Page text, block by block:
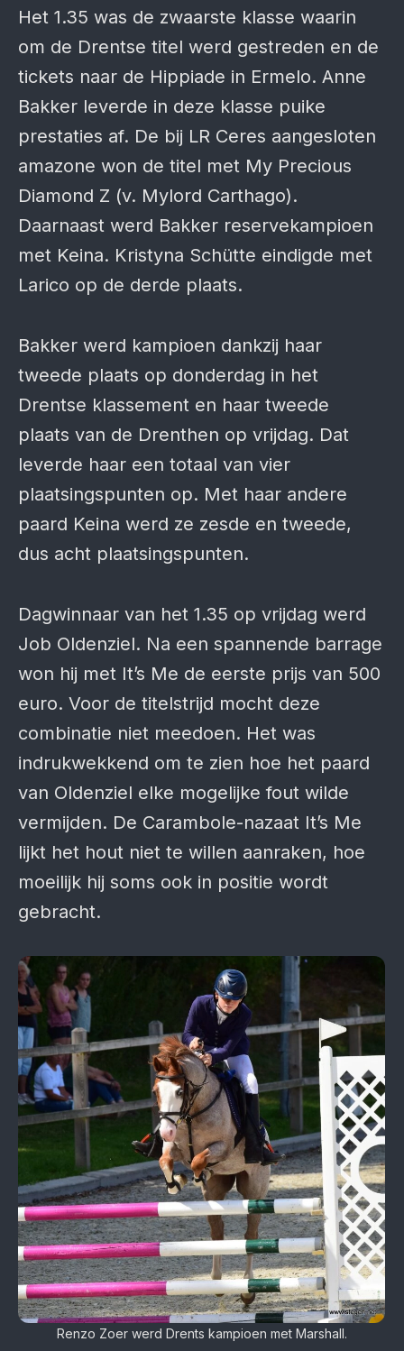
Het 1.35 was de zwaarste klasse waarin
om de Drentse titel werd gestreden en de
tickets naar de Hippiade in Ermelo. Anne
Bakker leverde in deze klasse puike
prestaties af. De bij LR Ceres aangesloten
amazone won de titel met My Precious
Diamond Z (v. Mylord Carthago).
Daarnaast werd Bakker reservekampioen
met Keina. Kristyna Schütte eindigde met
Larico op de derde plaats.
Bakker werd kampioen dankzij haar
tweede plaats op donderdag in het
Drentse klassement en haar tweede
plaats van de Drenthen op vrijdag. Dat
leverde haar een totaal van vier
plaatsingspunten op. Met haar andere
paard Keina werd ze zesde en tweede,
dus acht plaatsingspunten.
Dagwinnaar van het 1.35 op vrijdag werd
Job Oldenziel. Na een spannende barrage
won hij met It’s Me de eerste prijs van 500
euro. Voor de titelstrijd mocht deze
combinatie niet meedoen. Het was
indrukwekkend om te zien hoe het paard
van Oldenziel elke mogelijke fout wilde
vermijden. De Carambole-nazaat It’s Me
lijkt het hout niet te willen aanraken, hoe
moeilijk hij soms ook in positie wordt
gebracht.
Renzo Zoer werd Drents kampioen met Marshall.